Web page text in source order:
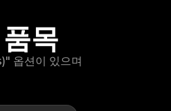
목
옵션이 있으며